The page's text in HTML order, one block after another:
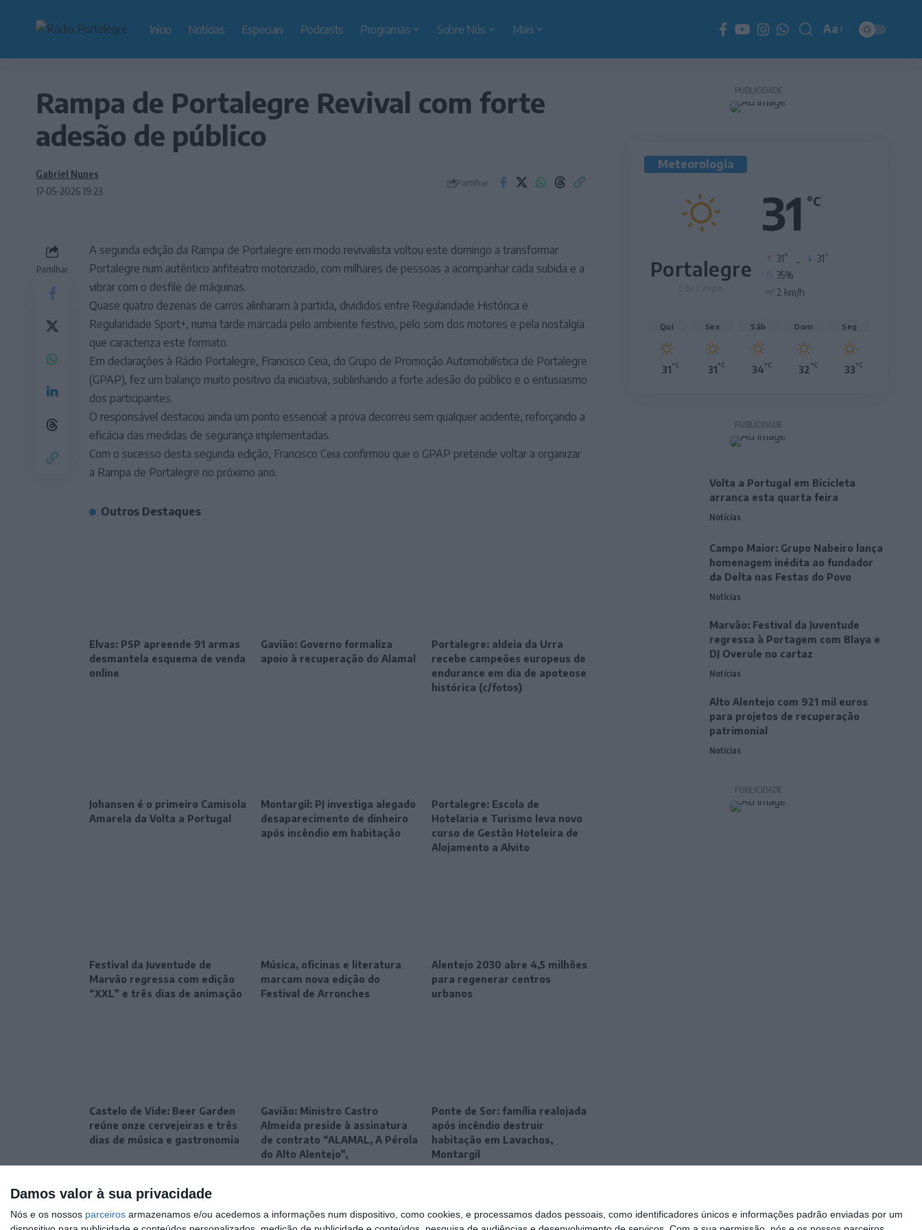
Damos valor à sua privacidade
Nós e os nossos parceiros armazenamos e/ou acedemos a informações num dispositivo, como cookies, e processamos dados pessoais, como identificadores únicos e informações padrão enviadas por um
Início Notícias Especiais Podcasts Programas Sobre Nós Mais
Redimensionador
de
Aa
Rampa de Portalegre Revival com forte
adesão de público
17-05-2026 19:23
Gabriel Nunes
Partilhar
Partilhar
A segunda edição da Rampa de Portalegre em modo revivalista voltou este domingo a transformar
Portalegre num autêntico anfiteatro motorizado, com milhares de pessoas a acompanhar cada subida e a
vibrar com o desfile de máquinas.
Quase quatro dezenas de carros alinharam à partida, divididos entre Regularidade Histórica e
Regularidade Sport+, numa tarde marcada pelo ambiente festivo, pelo som dos motores e pela nostalgia
que caracteriza este formato.
Em declarações à Rádio Portalegre, Francisco Ceia, do Grupo de Promoção Automobilística de Portalegre
(GPAP), fez um balanço muito positivo da iniciativa, sublinhando a forte adesão do público e o entusiasmo
dos participantes.
O responsável destacou ainda um ponto essencial: a prova decorreu sem qualquer acidente, reforçando a
eficácia das medidas de segurança implementadas.
Com o sucesso desta segunda edição, Francisco Ceia confirmou que o GPAP pretende voltar a organizar
a Rampa de Portalegre no próximo ano.
Outros Destaques
Elvas: PSP apreende 91 armas
desmantela esquema de venda
online
Gavião: Governo formaliza
apoio à recuperação do Alamal
Portalegre: aldeia da Urra
recebe campeões europeus de
endurance em dia de apoteose
histórica (c/fotos)
Johansen é o primeiro Camisola
Amarela da Volta a Portugal
Montargil: PJ investiga alegado
desaparecimento de dinheiro
após incêndio em habitação
Portalegre: Escola de
Hotelaria e Turismo leva novo
curso de Gestão Hoteleira de
Alojamento a Alvito
Festival da Juventude de
Marvão regressa com edição
“XXL” e três dias de animação
Música, oficinas e literatura
marcam nova edição do
Festival de Arronches
Alentejo 2030 abre 4,5 milhões
para regenerar centros
urbanos
Castelo de Vide: Beer Garden
reúne onze cervejeiras e três
dias de música e gastronomia
Gavião: Ministro Castro
Almeida preside à assinatura
de contrato “ALAMAL, A Pérola
do Alto Alentejo”,
Ponte de Sor: família realojada
após incêndio destruir
habitação em Lavachos,
Montargil
PUBLICIDADE
Meteorologia
31 °C
Portalegre 31° 31°
35%
2 km/h
Qui
31°C
Sex
31°C
Sáb
34°C
Dom
32°C
Seg
33°C
PUBLICIDADE
Volta a Portugal em Bicicleta
arranca esta quarta feira
Notícias
Campo Maior: Grupo Nabeiro lança
homenagem inédita ao fundador
da Delta nas Festas do Povo
Notícias
Marvão: Festival da Juventude
regressa à Portagem com Blaya e
DJ Overule no cartaz
Notícias
Alto Alentejo com 921 mil euros
para projetos de recuperação
patrimonial
Notícias
PUBLICIDADE